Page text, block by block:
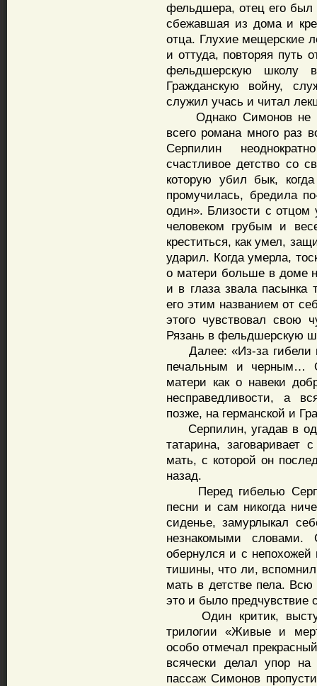
фельдшера, отец его был
сбежавшая из дома и
отца. Глухие мещерские
и оттуда, повторяя путь
фельдшерскую школу
Гражданскую войну,
служил учась и читал
Однако Симонов не
всего романа много раз
Серпилин
счастливое детство со
которую убил бык,
промучилась, бредила
один». Близости с
человеком грубым и
креститься, как умел,
ударил. Когда умерла,
о матери больше в доме
и в глаза звала пасынка
его этим названием от
этого чувствовал
Рязань в фельдшерскую
Далее: «Из-за гибели
печальным и черным…
матери как о навеки
несправедливости, а
позже, на германской и
Серпилин, угадав в
татарина, заговаривает
мать, с которой он
назад.
Перед гибелью
песни и сам никогда
сиденье, замурлыкал
незнакомыми словами.
обернулся и с непохожей
тишины, что ли,
мать в детстве пела.
это и было
Один критик,
трилогии «Живые и
особо отмечал
всячески делал упор
пассаж Симонов